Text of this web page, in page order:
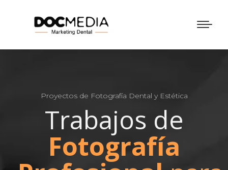
Proyectos de Fotografía Dental y Estética
Trabajos de
Fotografía